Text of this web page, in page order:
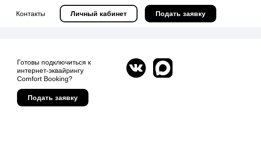
Контакты Личный кабинет Подать заявку
Контакты Личный кабинет Подать заявку
Готовы подключиться к
интернет-эквайрингу
Comfort Booking?
Подать заявку